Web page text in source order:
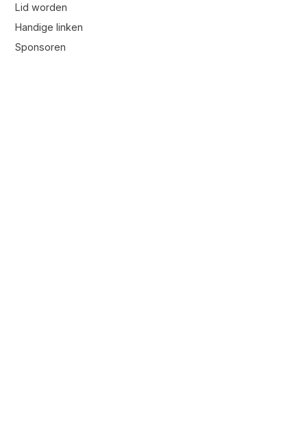
Lid worden
Handige linken
Sponsoren